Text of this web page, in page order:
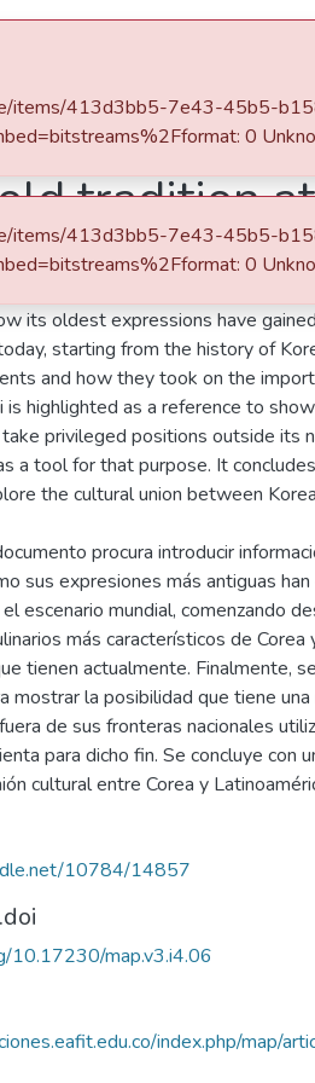
tradition
its oldest expressions have
starting from the history of
and how they took on the
is highlighted as a reference to
privileged positions outside its
a tool for that purpose. It
the cultural union between
procura introducir
sus expresiones más antiguas
escenario mundial, comenzando
más característicos de Corea
tienen actualmente. Finalmente,
mostrar la posibilidad que tiene
de sus fronteras nacionales
para dicho fin. Se concluye con
cultural entre Corea y
10784/14857
10.17230/map.v3.i4.06
index.php/map/
items/413d3bb5-7e43-45b5-
0
items/413d3bb5-7e43-45b5-
0